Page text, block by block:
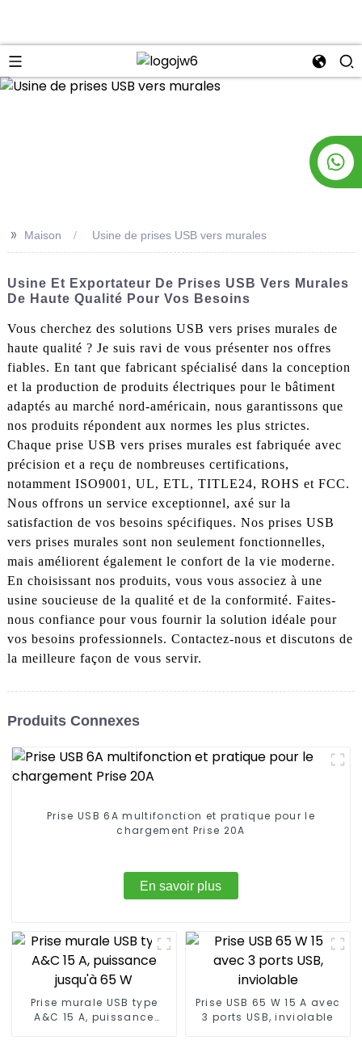
>> Maison Usine de prises USB vers murales
Usine Et Exportateur De Prises USB Vers Murales
De Haute Qualité Pour Vos Besoins
Vous cherchez des solutions USB vers prises murales de
haute qualité ? Je suis ravi de vous présenter nos offres
fiables. En tant que fabricant spécialisé dans la conception
et la production de produits électriques pour le bâtiment
adaptés au marché nord-américain, nous garantissons que
nos produits répondent aux normes les plus strictes.
Chaque prise USB vers prises murales est fabriquée avec
précision et a reçu de nombreuses certifications,
notamment ISO9001, UL, ETL, TITLE24, ROHS et FCC.
Nous offrons un service exceptionnel, axé sur la
satisfaction de vos besoins spécifiques. Nos prises USB
vers prises murales sont non seulement fonctionnelles,
mais améliorent également le confort de la vie moderne.
En choisissant nos produits, vous vous associez à une
usine soucieuse de la qualité et de la conformité. Faites-
nous confiance pour vous fournir la solution idéale pour
vos besoins professionnels. Contactez-nous et discutons de
la meilleure façon de vous servir.
Produits Connexes
Prise USB 6A multifonction et pratique pour le
chargement Prise 20A
En savoir plus
Prise murale USB type
A&C 15 A, puissance
Prise USB 65 W 15 A avec
3 ports USB, inviolable